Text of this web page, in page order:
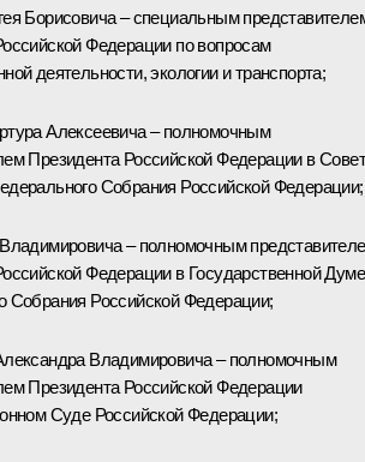
Борисовича – специальным
Федерации по вопросам
деятельности, экологии и транспорта;
Алексеевича – полномочным
Президента Российской Федерации в
Собрания Российской Федерации;
– полномочным
Федерации в Государственной Думе
Собрания Российской Федерации;
Владимировича – полномочным
Президента Российской Федерации
Суде Российской Федерации;